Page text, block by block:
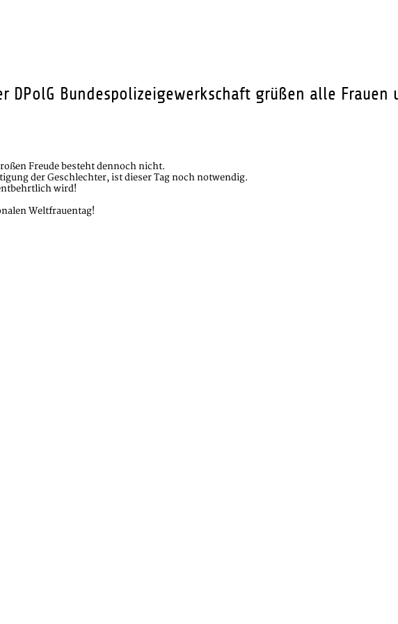
DPolG Bundespolizeigewerkschaft grüßen alle Frauen
Freude besteht dennoch nicht.
der Geschlechter, ist dieser Tag noch notwendig.
wird!
Weltfrauentag!